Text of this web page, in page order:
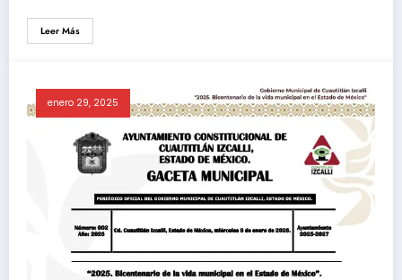
Leer Más
enero 29, 2025